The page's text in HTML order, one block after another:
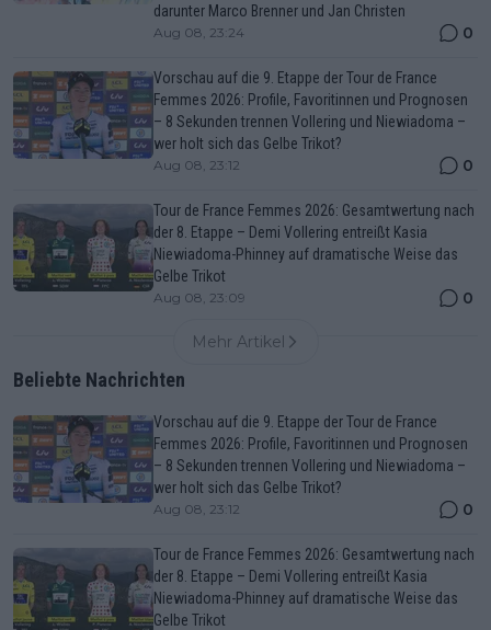
darunter Marco Brenner und Jan Christen
Aug 08, 23:24 0
Vorschau auf die 9. Etappe der Tour de France
Femmes 2026: Profile, Favoritinnen und Prognosen
– 8 Sekunden trennen Vollering und Niewiadoma –
wer holt sich das Gelbe Trikot?
Aug 08, 23:12 0
Tour de France Femmes 2026: Gesamtwertung nach
der 8. Etappe – Demi Vollering entreißt Kasia
Niewiadoma-Phinney auf dramatische Weise das
Gelbe Trikot
Aug 08, 23:09 0
Mehr Artikel
Beliebte Nachrichten
Vorschau auf die 9. Etappe der Tour de France
Femmes 2026: Profile, Favoritinnen und Prognosen
– 8 Sekunden trennen Vollering und Niewiadoma –
wer holt sich das Gelbe Trikot?
Aug 08, 23:12 0
Tour de France Femmes 2026: Gesamtwertung nach
der 8. Etappe – Demi Vollering entreißt Kasia
Niewiadoma-Phinney auf dramatische Weise das
Gelbe Trikot